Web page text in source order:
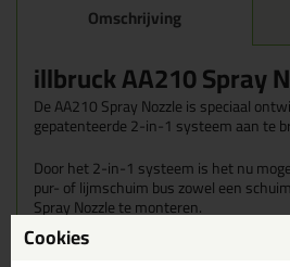
Omschrijving
illbruck AA210 Spray
De AA210 Spray Nozzle is speciaal
gepatenteerde 2-in-1 systeem aan te
Door het 2-in-1 systeem is het nu
pur- of lijmschuim bus zowel een
Spray Nozzle te monteren.
Let op! Alleen te gebruiken op het
Cookies